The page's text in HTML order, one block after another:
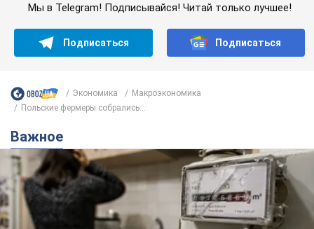
Мы в Telegram! Подписывайся! Читай только лучшее!
Подписаться Подписаться
Экономика
Mакроэкономика
Польские фермеры собрались...
Важное